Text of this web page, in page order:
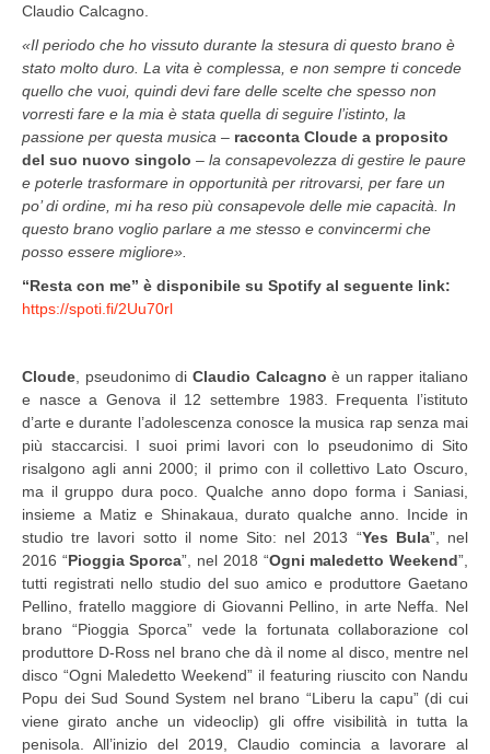
Claudio Calcagno.
«Il periodo che ho vissuto durante la stesura di questo brano è
stato molto duro. La vita è complessa, e non sempre ti concede
quello che vuoi, quindi devi fare delle scelte che spesso non
vorresti fare e la mia è stata quella di seguire l’istinto, la
passione per questa musica – racconta Cloude a proposito
del suo nuovo singolo – la consapevolezza di gestire le paure
e poterle trasformare in opportunità per ritrovarsi, per fare un
po’ di ordine, mi ha reso più consapevole delle mie capacità. In
questo brano voglio parlare a me stesso e convincermi che
posso essere migliore».
“Resta con me” è disponibile su Spotify al seguente link:
https://spoti.fi/2Uu70rl
Cloude , pseudonimo di Claudio Calcagno è un rapper italiano
e nasce a Genova il 12 settembre 1983. Frequenta l’istituto
d’arte e durante l’adolescenza conosce la musica rap senza mai
più staccarcisi. I suoi primi lavori con lo pseudonimo di Sito
risalgono agli anni 2000; il primo con il collettivo Lato Oscuro,
ma il gruppo dura poco. Qualche anno dopo forma i Saniasi,
insieme a Matiz e Shinakaua, durato qualche anno. Incide in
studio tre lavori sotto il nome Sito: nel 2013 “Yes Bula”, nel
2016 “Pioggia Sporca”, nel 2018 “Ogni maledetto Weekend”,
tutti registrati nello studio del suo amico e produttore Gaetano
Pellino, fratello maggiore di Giovanni Pellino, in arte Neffa. Nel
brano “Pioggia Sporca” vede la fortunata collaborazione col
produttore D-Ross nel brano che dà il nome al disco, mentre nel
disco “Ogni Maledetto Weekend” il featuring riuscito con Nandu
Popu dei Sud Sound System nel brano “Liberu la capu” (di cui
viene girato anche un videoclip) gli offre visibilità in tutta la
penisola. All’inizio del 2019, Claudio comincia a lavorare al